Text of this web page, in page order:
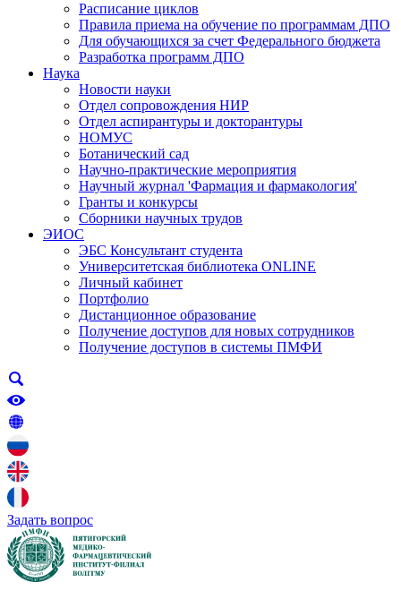
Расписание циклов
Правила приема на обучение по программам ДПО
Для обучающихся за счет Федерального бюджета
Разработка программ ДПО
Наука
Новости науки
Отдел сопровождения НИР
Отдел аспирантуры и докторантуры
НОМУС
Ботанический сад
Научно-практические мероприятия
Научный журнал 'Фармация и фармакология'
Гранты и конкурсы
Сборники научных трудов
ЭИОС
ЭБС Консультант студента
Университетская библиотека ONLINE
Личный кабинет
Портфолио
Дистанционное образование
Получение доступов для новых сотрудников
Получение доступов в системы ПМФИ
Задать вопрос